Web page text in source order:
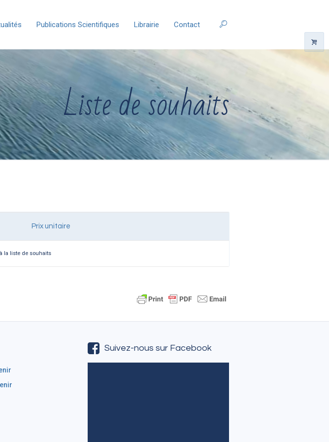
Publications Scientifiques Librairie Contact
Liste de souhaits
Prix unitaire
la liste de souhaits
Suivez-nous sur Facebook